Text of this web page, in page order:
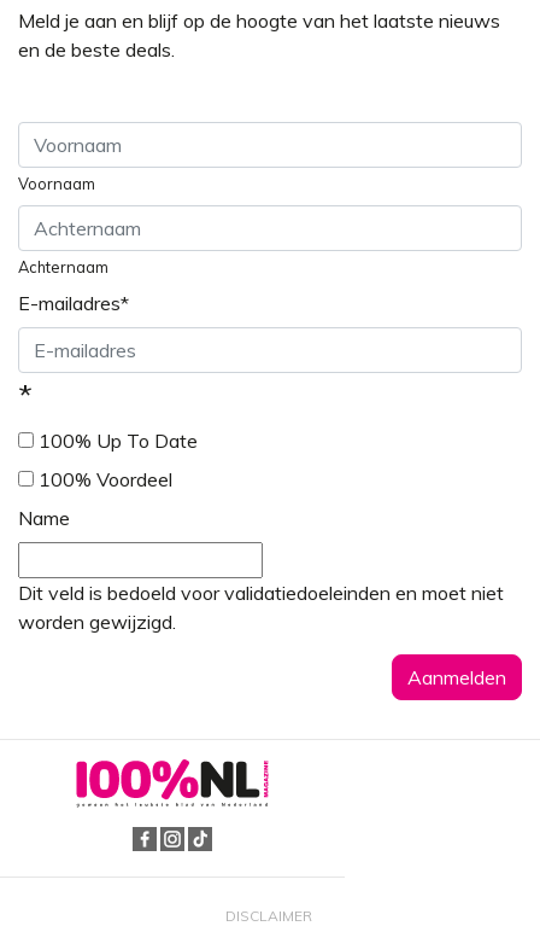
Meld je aan en blijf op de hoogte van het laatste nieuws
en de beste deals.
Voornaam
Achternaam
E-mailadres*
*
100% Up To Date
100% Voordeel
Name
Dit veld is bedoeld voor validatiedoeleinden en moet niet
worden gewijzigd.
DISCLAIMER